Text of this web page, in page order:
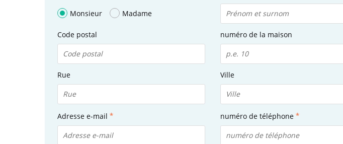
Monsieur
Madame
Code postal numéro de la maison
Rue Ville
Adresse e-mail numéro de téléphone